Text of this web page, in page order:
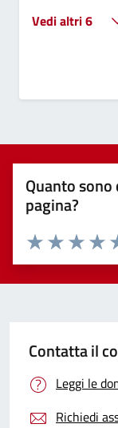
Vedi altri 6
Quanto
pagina?
Valuta 3
Valuta 2
Valuta 1 stelle
Contatta il
Leggi le
Richiedi